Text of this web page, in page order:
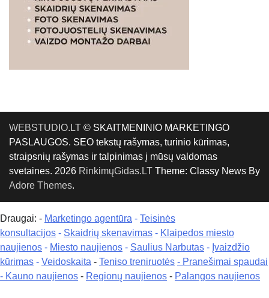
WEBSTUDIO.LT © SKAITMENINIO MARKETINGO
PASLAUGOS. SEO tekstų rašymas, turinio kūrimas,
straipsnių rašymas ir talpinimas į mūsų valdomas
svetaines. 2026 RinkimųGidas.LT Theme: Classy News By
Adore Themes.
Draugai: - Marketingo agentūra - Teisinės
konsultacijos - Skaidrių skenavimas - Klaipedos miesto
naujienos - Miesto naujienos - Saulius Narbutas - Įvaizdžio
kūrimas - Veidoskaita - Teniso treniruotės - Pranešimai spaudai
- Kauno naujienos - Regionų naujienos - Palangos naujienos